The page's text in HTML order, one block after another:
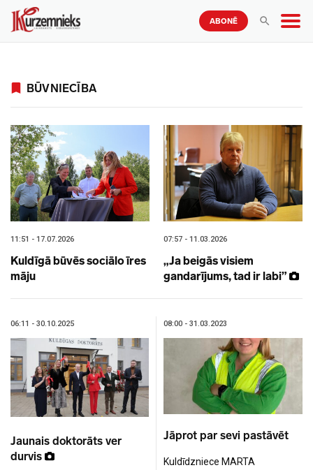
ABONĒ
BŪVNIECĪBA
11:51 - 17.07.2026
Kuldīgā būvēs sociālo īres
māju
07:57 - 11.03.2026
„Ja beigās visiem
gandarījums, tad ir labi”
06:11 - 30.10.2025
Jaunais doktorāts ver
durvis
08:00 - 31.03.2023
Jāprot par sevi pastāvēt
Kuldīdzniece MARTA